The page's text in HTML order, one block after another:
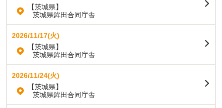
【茨城県】
茨城県鉾田合同庁舎
2026/11/17(火)
【茨城県】
茨城県鉾田合同庁舎
2026/11/24(火)
【茨城県】
茨城県鉾田合同庁舎